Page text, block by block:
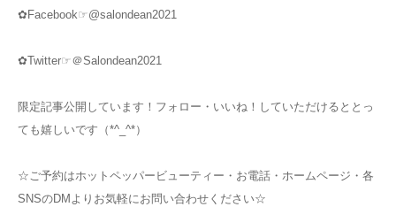
✿Facebook☞@salondean2021
✿Twitter☞＠Salondean2021
限定記事公開しています！フォロー・いいね！していただけるととっ
ても嬉しいです（*^_^*）
☆ご予約はホットペッパービューティー・お電話・ホームページ・各
SNSのDMよりお気軽にお問い合わせください☆